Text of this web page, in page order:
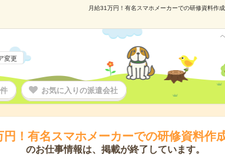
月給31万円！有名スマホメーカーでの研修資料作
変更
お気に入りの派遣会社
円！有名スマホメーカーでの研修資料作
のお仕事情報は、掲載が終了しています。